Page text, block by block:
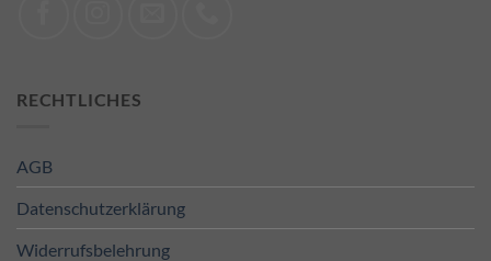
RECHTLICHES
AGB
Datenschutzerklärung
Widerrufsbelehrung